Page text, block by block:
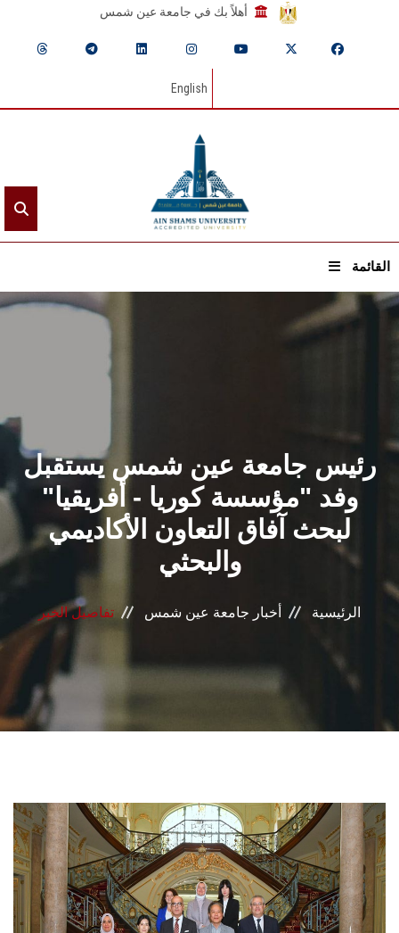
أهلاً بك في جامعة عين شمس
English
القائمة
القطاعـات
الشئون الأكاديمية
البحث العلمي
الرعاية الصحية
المراكز والوحدات
الأنظمة الذكية
الإعلام
الطلاب
هيئة التدريس
الدراسات العليا
رئيس جامعة عين شمس يستقبل
وفد "مؤسسة كوريا - أفريقيا"
لبحث آفاق التعاون الأكاديمي
والبحثي
الرئيسية أخبار جامعة عين شمس تفاصيل الخبر